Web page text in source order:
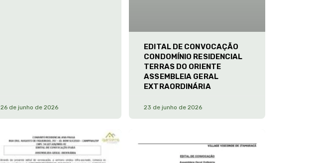
26 de junho de 2026
EDITAL DE CONVOCAÇÃO
CONDOMÍNIO RESIDENCIAL
TERRAS DO ORIENTE
ASSEMBLEIA GERAL
EXTRAORDINÁRIA
23 de junho de 2026